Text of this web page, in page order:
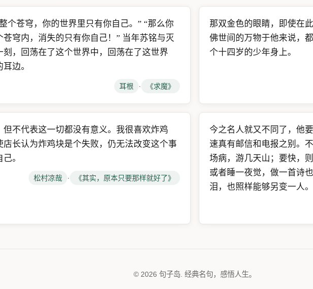
个苍穹，你的世界里只有你自己。” “那么你
穹内，消失的只有你自己！” 当年苏铭与灭
，回荡在了这个世界中，回荡在了这世界
边。
耳根 · 《求魔》
那双金色的眼睛，即使在
佛世间的万物于他来说，
个十四岁的少年身上。
不代表这一切都没有意义。我很喜欢炸鸡
长认为炸鸡块是个失败，仍无法改变这个事
。
松村凉哉 · 《其实，原本只要那样就好了》
今之名人就又不同了，他
速真有邮信和电报之别。
场病，游几天山；要快，
或者睡一夜觉，做一首诗
泪，也照样能够另变一人。
© 2026 句子岛. 经典名句，感悟人生。